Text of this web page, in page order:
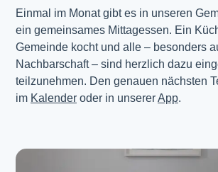
Einmal im Monat gibt es in unseren
ein gemeinsames Mittagessen. Ein
Gemeinde kocht und alle – besonders
Nachbarschaft – sind herzlich dazu
teilzunehmen. Den genauen nächsten
im Kalender oder in unserer App.